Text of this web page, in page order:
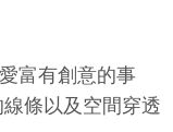
富有創意的事
條以及空間穿透